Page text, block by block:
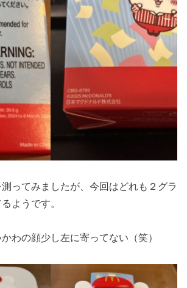
ってみましたが、今回はどれも２グラ
ようです。
わの顔少し左に寄ってない（笑）